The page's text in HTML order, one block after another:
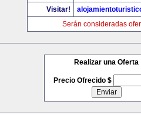
Visitar!
Serán consideradas
Realizar una Oferta
Precio Ofrecido $